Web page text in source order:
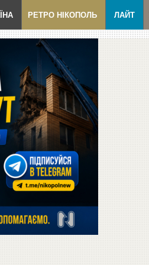
РЕТРО НІКОПОЛЬ ЛАЙТ